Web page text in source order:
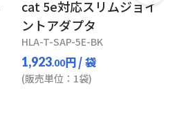
cat 5e対応スリムジョイ
ントアダプタ
HLA-T-SAP-5E-BK
1,923.00円/ 袋
(販売単位：1袋)